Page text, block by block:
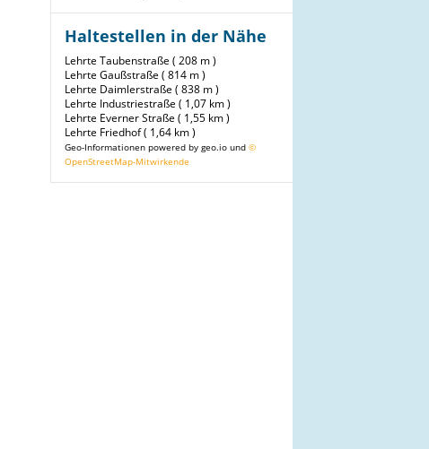
Haltestellen in der Nähe
Lehrte Taubenstraße ( 208 m )
Lehrte Gaußstraße ( 814 m )
Lehrte Daimlerstraße ( 838 m )
Lehrte Industriestraße ( 1,07 km )
Lehrte Everner Straße ( 1,55 km )
Lehrte Friedhof ( 1,64 km )
Geo-Informationen powered by geo.io und ©
OpenStreetMap-Mitwirkende